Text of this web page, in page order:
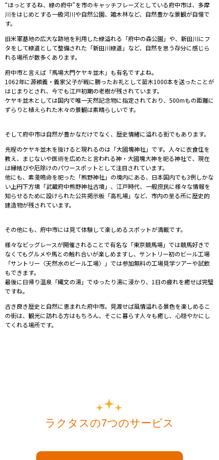
“ほっとするね、緑の府中”を市のキャッチフレーズとしている府中市は、多摩
川をはじめとする一級河川や自然公園、雑木林など、自然豊かな景観が自慢で
す。
旧米軍基地の広大な跡地を利用した緑溢れる「府中の森公園」や、新田川にフ
タをして緑道として整備された「新田川緑道」など、自然を思う存分に感じら
れる場所が数多くあります。
府中市と言えば「馬場大門ケヤキ並木」も有名ですよね。
1062年に源頼義・義家父子が戦に勝ったお礼として苗木1000本を送ったことが
はじまりとされ、今でも江戸初期の老樹が残されています。
ケヤキ並木としては国内で唯一天然記念物に指定されており、500mもの距離に
ずらりと植えられた木々の景観は素晴らしいです。
そして府中市は自然が豊かなだけでなく、歴史情緒に溢れる街でもあります。
先程のケヤキ並木を抜けると現れるのは「大國塊神社」です。人々に衣食住を
教え、まじないや医術を広めたと言われる神・大國塊大神を祀る神社で、現在
は縁結びや厄除けのパワースポットとして注目されています。
他にも、 素戔鳴命を祀った「熊野神社」の境内にある、 日本国内でも3例しかな
い上円下方墳「武蔵府中熊野神社古墳」、 江戸時代、一般庶民に様々な情報を
知らせるために設けられた公共掲示板「高札場」 など、 市内の至る所に歴史的
建造物が残されています。
その他にも、府中市には見て体験して楽しめるスポットが満載です。
様々なビッグレースが開催されることで有名な「東京競馬場」では競馬好きで
なくてもグルメや馬との触れ合いが楽しめますし、サントリー初のビール工場
「サントリー〈天然水のビール工場〉」では参加無料の工場見学ツアーや試飲
もできます。
最後に日帰り温泉「縄文の湯」でゆったり湯に浸かり、1日の疲れを癒せば完璧
ですね。
古き良き歴史と自然に恵まれた府中市。見渡せば風情溢れる景色を楽しめるこ
の街は、観光に訪れる方はもちろん、そこに暮らす人々も癒し、心穏やかにし
てくれる場所です。
ラクタスの7つのサービス